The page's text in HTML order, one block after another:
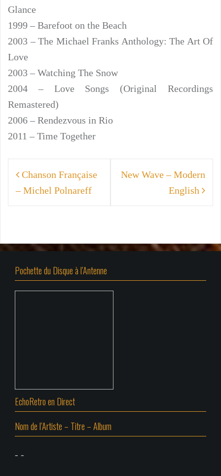
Glance
1999 – Barefoot on the Beach
2003 – The Michael Franks Anthology: The Art Of
Love
2003 – Watching The Snow
2004 – Love Songs (Original Recordings
Remastered)
2006 – Rendezvous in Rio
2011 – Time Together
Navigation
de
l’article
Chanson Française
– Michel Polnareff
New Wave – Modern
English
Pochette du Disque à l’Antenne
EchoRetro en Direct
Nom de l’Artiste – Titre – Album
- -